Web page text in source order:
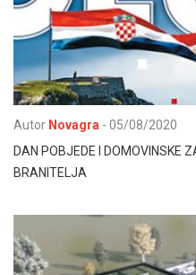
Autor Novagra - 05/08/2020
DAN POBJEDE I DOMOVINSKE
BRANITELJA